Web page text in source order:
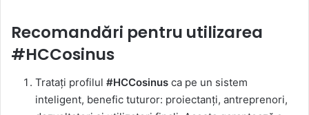
Recomandări pentru utilizarea
#HCCosinus
Tratați profilul #HCCosinus ca pe un sistem
inteligent, benefic tuturor: proiectanți, antreprenori,